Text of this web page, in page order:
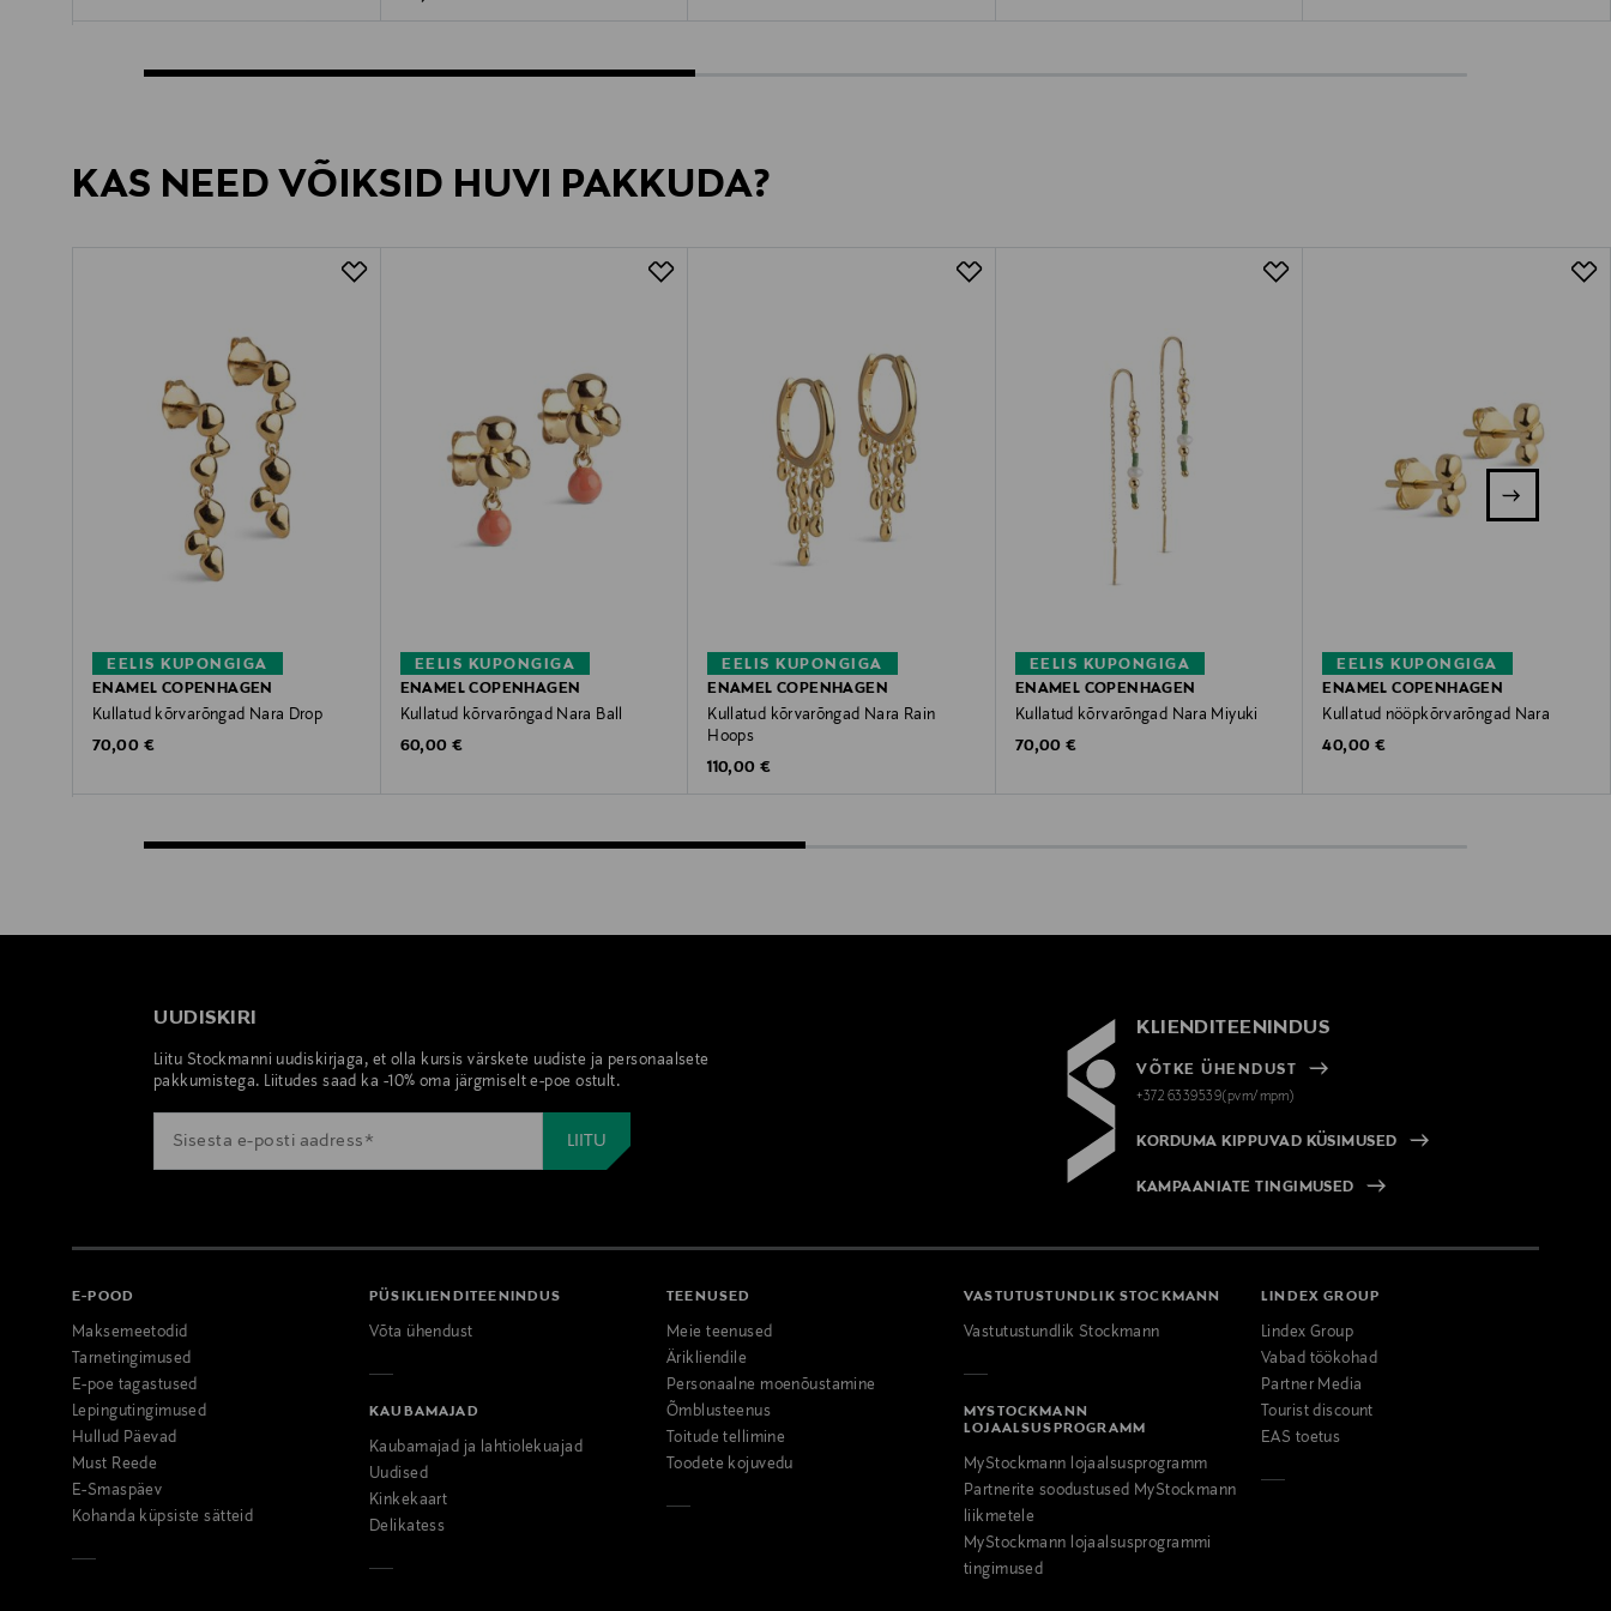
KAS NEED VÕIKSID HUVI PAKKUDA?
EELIS KUPONGIGA
ENAMEL COPENHAGEN
Kullatud kõrvarõngad Nara Drop
Original Price
70,00 €
EELIS KUPONGIGA
ENAMEL COPENHAGEN
Kullatud kõrvarõngad Nara Ball
Original Price
60,00 €
EELIS KUPONGIGA
ENAMEL COPENHAGEN
Kullatud kõrvarõngad Nara Rain
Hoops
Original Price
110,00 €
EELIS KUPONGIGA
ENAMEL COPENHAGEN
Kullatud kõrvarõngad Nara Miyuki
Original Price
70,00 €
EELIS KUPONGIGA
ENAMEL COPENHAGEN
Kullatud nööpkõrvarõngad Nara
Original Price
40,00 €
UUDISKIRI
Liitu Stockmanni uudiskirjaga, et olla kursis värskete uudiste ja personaalsete
pakkumistega. Liitudes saad ka -10% oma järgmiselt e-poe ostult.
KLIENDITEENINDUS
VÕTKE ÜHENDUST
+372 6339539(pvm/mpm)
KORDUMA KIPPUVAD KÜSIMUSED
KAMPAANIATE TINGIMUSED
E-POOD
Maksemeetodid
Tarnetingimused
E-poe tagastused
Lepingutingimused
Hullud Päevad
Must Reede
E-Smaspäev
Kohanda küpsiste sätteid
PÜSIKLIENDITEENINDUS
Võta ühendust
KAUBAMAJAD
Kaubamajad ja lahtiolekuajad
Uudised
Kinkekaart
Delikatess
TEENUSED
Meie teenused
Ärikliendile
Personaalne moenõustamine
Õmblusteenus
Toitude tellimine
Toodete kojuvedu
VASTUTUSTUNDLIK STOCKMANN
Vastutustundlik Stockmann
MYSTOCKMANN
LOJAALSUSPROGRAMM
MyStockmann lojaalsusprogramm
Partnerite soodustused MyStockmann
liikmetele
MyStockmann lojaalsusprogrammi
tingimused
LINDEX GROUP
Lindex Group
Vabad töökohad
Partner Media
Tourist discount
EAS toetus